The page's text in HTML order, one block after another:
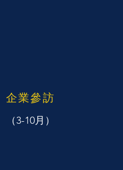
企業參訪
（3-10月）